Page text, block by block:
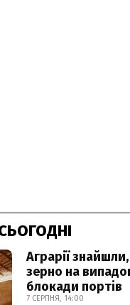
Аграрії
зерно на
блокади портів
7 СЕРПНЯ, 14:00